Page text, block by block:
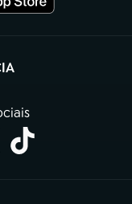
nova aba)